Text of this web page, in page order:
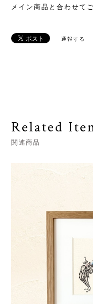
メイン商品と合わせて
通報する
Related
関連商品